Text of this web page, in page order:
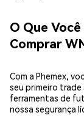
O Que
Comprar
Com a Phemex,
seu primeiro
ferramentas de
nossa segurança